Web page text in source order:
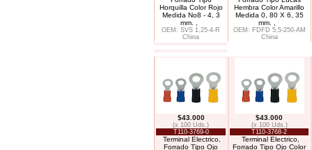
Horquilla Color Rojo
Medida No8 - 4, 3
mm. ,
OEM: SVS 1,25-4-R
China
Hembra Color Amarillo
Medida 0, 80 X 6, 35
mm. ,
OEM: FDFD 5,5-250-AM
China
$43.000
(x 100 Uds.)
T110-3769-0
Terminal Electrico,
Forrado Tipo Ojo
$43.000
(x 100 Uds.)
T110-3768-2
Terminal Electrico,
Forrado Tipo Ojo Color